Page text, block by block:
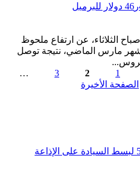
الثلاثاء، عن ارتفاع ملحوظ
مارس الماضي، نتيجة توصل
1
2
3
…
الصفحة الأخيرة
الإذاعة الجزائرية تحي الذكرى 59 لبسط السيادة على الإذاعة